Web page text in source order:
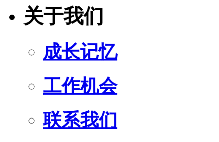
关于我们
成长记忆
工作机会
联系我们